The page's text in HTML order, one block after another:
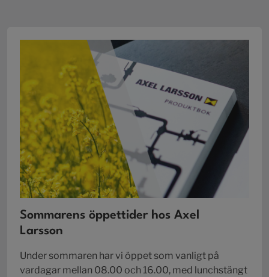
Sommarens öppettider hos Axel
Larsson
Under sommaren har vi öppet som vanligt på
vardagar mellan 08.00 och 16.00, med lunchstängt